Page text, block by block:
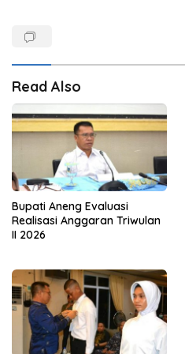
Read Also
Bupati Aneng Evaluasi
Realisasi Anggaran Triwulan
II 2026